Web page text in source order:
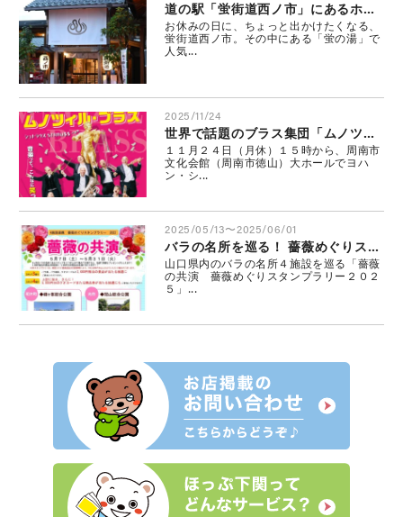
道の駅「蛍街道西ノ市」にあるホタルサウナをご存じですか？ 4月29日にはい草も設置
お休みの日に、ちょっと出かけたくなる、
蛍街道西ノ市。その中にある「蛍の湯」で
人気...
2025/11/24
世界で話題のブラス集団「ムノツィル・ブラス」が周南に！
１１月２４日（月休）１５時から、周南市
文化会館（周南市徳山）大ホールでヨハ
ン・シ...
2025/05/13〜2025/06/01
バラの名所を巡る！ 薔薇めぐりスタンプラリー実施中
山口県内のバラの名所４施設を巡る「薔薇
の共演 薔薇めぐりスタンプラリー２０２
５」...